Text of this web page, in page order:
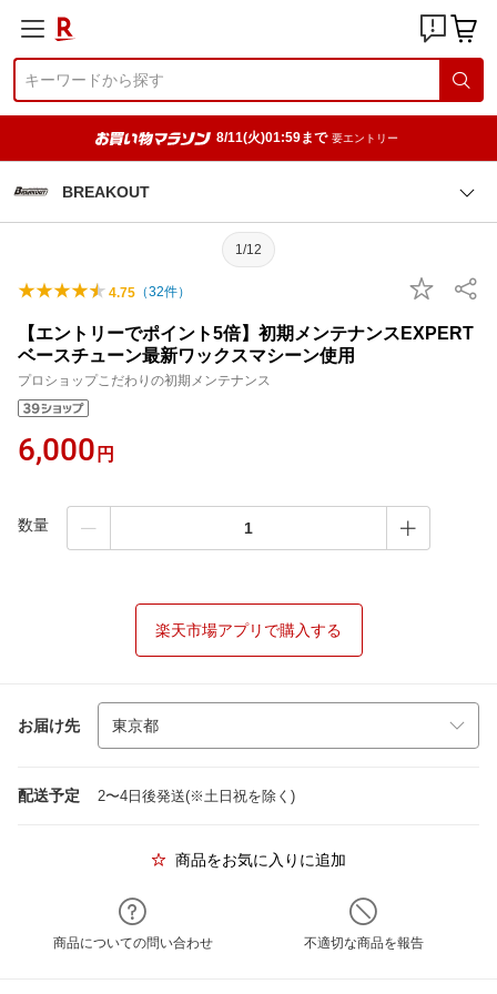
8/11(火)01:59まで 要エントリー
BREAKOUT
1/12
4.75 （32件）
【エントリーでポイント5倍】初期メンテナンスEXPERT
ベースチューン最新ワックスマシーン使用
プロショップこだわりの初期メンテナンス
6,000 円
数量
楽天市場アプリで購入する
お届け先
配送予定 2〜4日後発送(※土日祝を除く)
商品をお気に入りに追加
商品についての問い合わせ 不適切な商品を報告